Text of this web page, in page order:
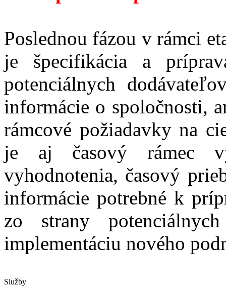
Poslednou fázou v rámci
je špecifikácia a
potenciálnych
informácie o spoločnosti,
rámcové požiadavky na
je aj časový rámec
vyhodnotenia, časový
informácie potrebné k
zo strany
implementáciu nového
Služby